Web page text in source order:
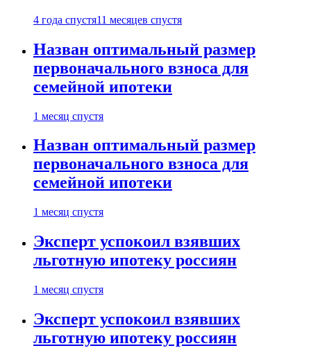
4 года спустя11 месяцев спустя
Назван оптимальный размер
первоначального взноса для
семейной ипотеки
1 месяц спустя
Назван оптимальный размер
первоначального взноса для
семейной ипотеки
1 месяц спустя
Эксперт успокоил взявших
льготную ипотеку россиян
1 месяц спустя
Эксперт успокоил взявших
льготную ипотеку россиян